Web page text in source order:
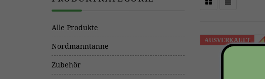
Alle Produkte
Nordmanntanne
Zubehör
AUSVERKAUFT